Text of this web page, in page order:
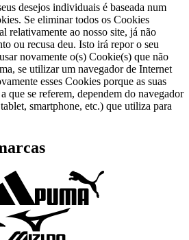
desejos individuais é baseada num
Se eliminar todos os Cookies
relativamente ao nosso site, já não
ou recusa deu. Isto irá repor o seu
novamente o(s) Cookie(s) que não
se utilizar um navegador de Internet
esses Cookies porque as suas
que se referem, dependem do navegador
smartphone, etc.) que utiliza para